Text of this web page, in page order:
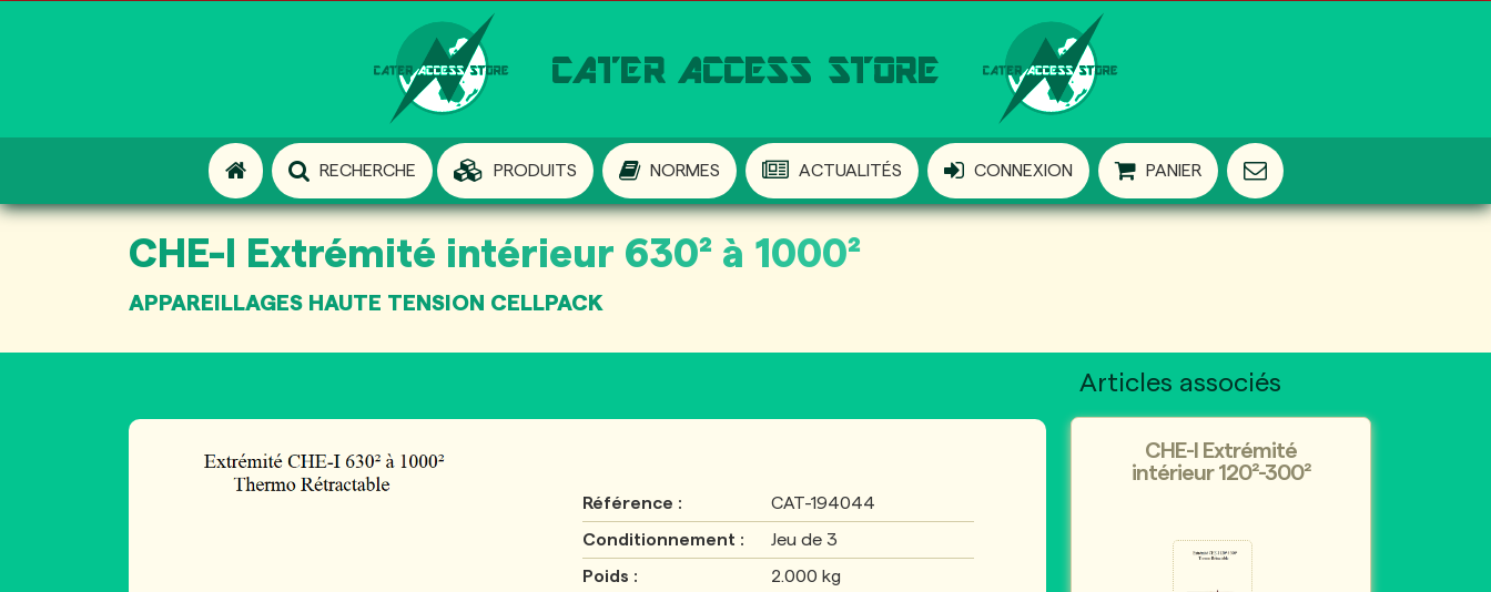
RECHERCHE PRODUITS NORMES ACTUALITÉS CONNEXION PANIER
CHE-I Extrémité intérieur 630² à 1000²
APPAREILLAGES HAUTE TENSION CELLPACK
Référence : CAT-194044
Conditionnement : Jeu de 3
Poids : 2.000 kg
Articles associés
CHE-I Extrémité
intérieur 120²-300²